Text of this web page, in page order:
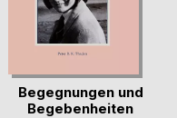
Begegnungen und
Begebenheiten